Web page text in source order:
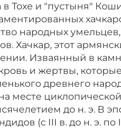
Тохе и "пустыня"
народных
Хачкар, этот
Изваянный в
и жертвы,
древнего
месте
до н. э. В
(с III в. до н. э. по